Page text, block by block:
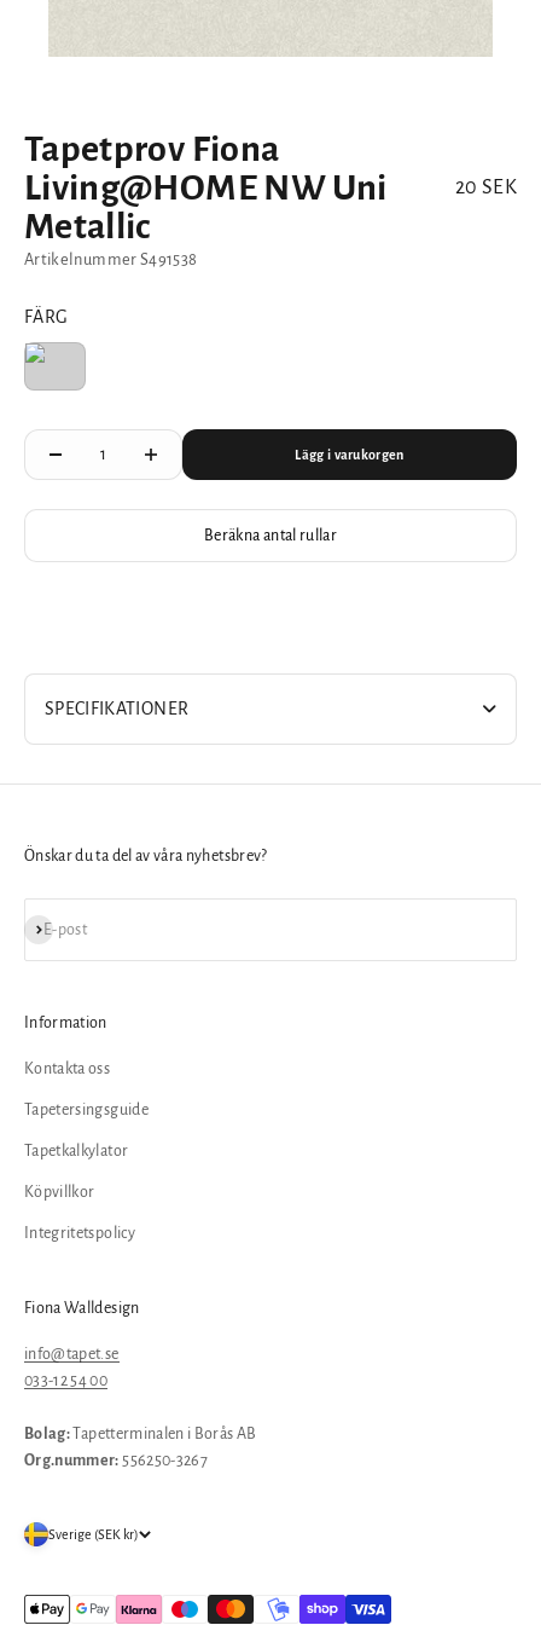
Tapetprov Fiona
Living@HOME NW Uni
Metallic
REA-pris
20 SEK
Artikelnummer S491538
FÄRG
Lägg i varukorgen
Beräkna antal rullar
SPECIFIKATIONER
Önskar du ta del av våra nyhetsbrev?
E-post
Prenumerera
Information
Kontakta oss
Tapetersingsguide
Tapetkalkylator
Köpvillkor
Integritetspolicy
Fiona Walldesign
info@tapet.se
033-12 54 00
Bolag:
Tapetterminalen i Borås AB
Org.nummer: 556250-3267
Sverige (SEK kr)